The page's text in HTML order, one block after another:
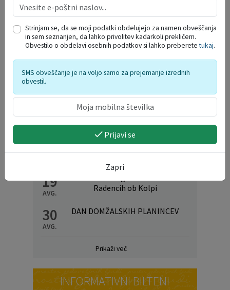
ŽUPANJIN KOLEDAR
19
AVG.
Radencih ob Kolpi
30
AVG.
DAN DOMŽALSKIH PLANINCEV
Prikaži več
INFORMATIVNI BILTENI
Strinjam se, da se moji podatki obdelujejo za namen obveščanja
in sem seznanjen, da lahko privolitev kadarkoli prekličem.
Obvestilo o obdelavi osebnih podatkov si lahko preberetetukaj.
SMS obveščanje je na voljo samo za prejemanje izrednih
obvestil.
Prijavi se
Zapri